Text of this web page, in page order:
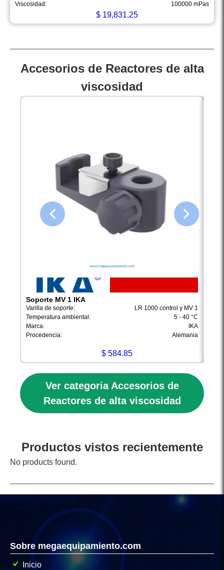
Viscosidad:
100000 mPas
$ 19,831.25
Accesorios de Reactores de alta
viscosidad
Soporte MV 1 IKA
Varilla de soporte:
LR 1000 control y MV 1
Temperatura ambiental:
5 - 40 °C
Marca:
IKA
Procedencia:
Alemania
$ 584.85
Ver categoria Accesorios de
Reactores de alta viscosidad
Productos vistos recientemente
No products found.
Sobre megaequipamiento.com
Inicio